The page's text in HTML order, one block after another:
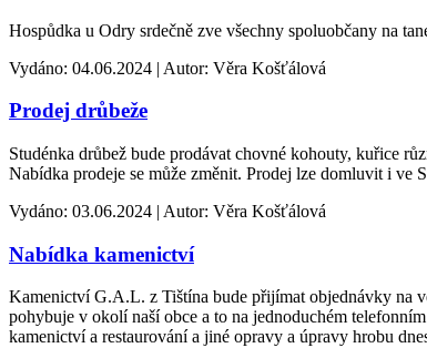
Hospůdka u Odry srdečně zve všechny spoluobčany na
Vydáno: 04.06.2024 | Autor: Věra Košťálová
Prodej drůbeže
Studénka drůbež bude prodávat chovné kohouty, kuřice
Nabídka prodeje se může změnit. Prodej lze domluvit i ve
Vydáno: 03.06.2024 | Autor: Věra Košťálová
Nabídka kamenictví
Kamenictví G.A.L. z Tištína bude přijímat objednávky na
pohybuje v okolí naší obce a to na jednoduchém
kamenictví a restaurování a jiné opravy a úpravy hrobu